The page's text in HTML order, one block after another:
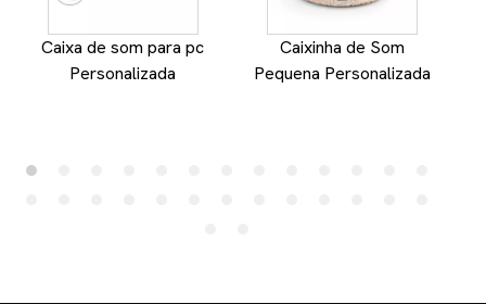
Caixa de som para pc
Personalizada
Caixinha de Som
Pequena Personalizada